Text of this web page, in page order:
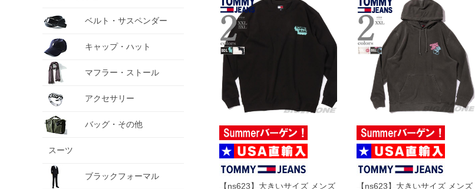
ベルト・サスペンダー
キャップ・ハット
マフラー・ストール
アクセサリー
バッグ・その他
スーツ
ブラックフォーマル
【ns623】大きいサイズ メンズ
【ns623】大きいサイズ メンズ